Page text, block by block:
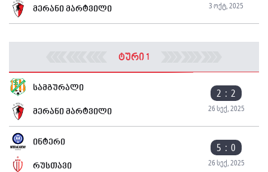
3 ოქტ, 2025
მერანი მარტვილი
ტური 1
სამგურალი 2 : 2
26 სექ, 2025
მერანი მარტვილი
ინტერი 5 : 0
26 სექ, 2025
რუსთავი